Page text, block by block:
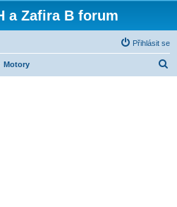
a Zafira B forum
Přihlásit se
Motory